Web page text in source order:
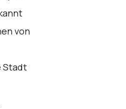
von
Stadt